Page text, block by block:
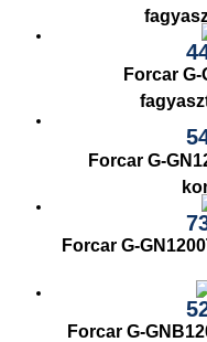
Forcar
Forcar G-
Forcar G-
Forcar G-